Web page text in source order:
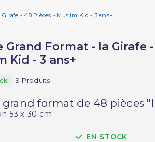
- 48 Pièces - Muslim Kid - 3 ans+
Grand Format - la Girafe
Kid - 3 ans+
9 Produits
grand format de 48 pièces
53 x 30 cm
EN STOCK